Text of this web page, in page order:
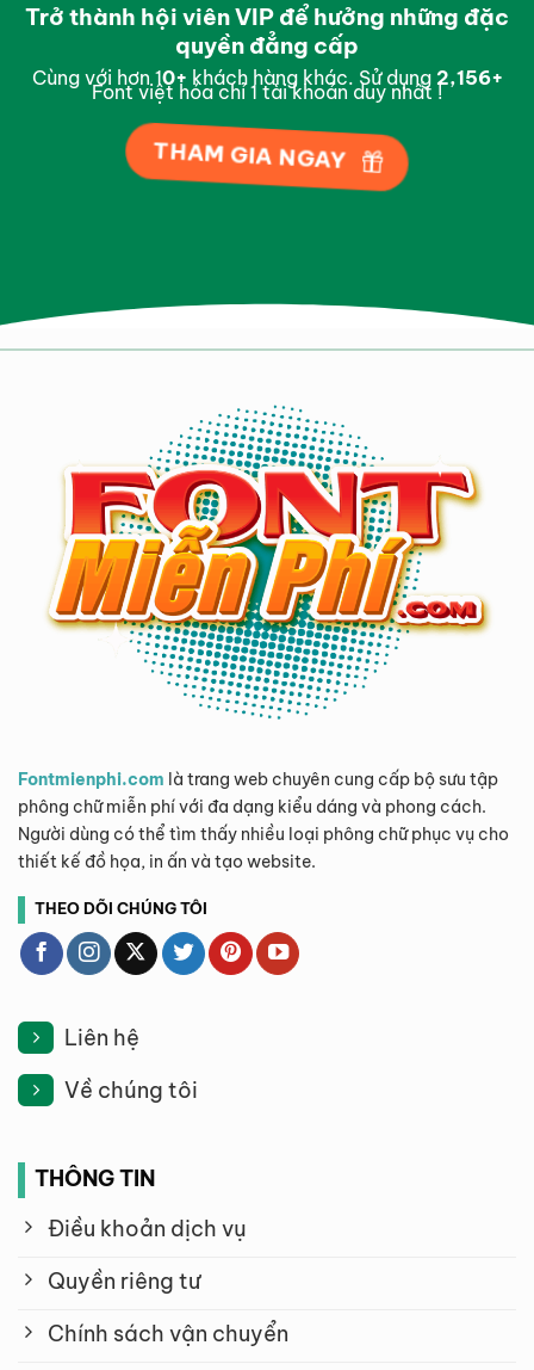
Trở thành hội viên VIP để hưởng những đặc
quyền đẳng cấp
Cùng với hơn 10+khách hàng khác. Sử dụng 2,907+
Font việt hóa chỉ 1 tài khoản duy nhất !
THAM GIA NGAY
Fontmienphi.com là trang web chuyên cung cấp bộ sưu tập
phông chữ miễn phí với đa dạng kiểu dáng và phong cách.
Người dùng có thể tìm thấy nhiều loại phông chữ phục vụ cho
thiết kế đồ họa, in ấn và tạo website.
THEO DÕI CHÚNG TÔI
Liên hệ
Về chúng tôi
THÔNG TIN
Điều khoản dịch vụ
Quyền riêng tư
Chính sách vận chuyển